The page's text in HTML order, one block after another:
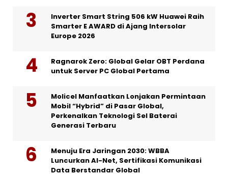
Inverter Smart String 506 kW Huawei Raih
Smarter E AWARD di Ajang Intersolar
Europe 2026
Ragnarok Zero: Global Gelar OBT Perdana
untuk Server PC Global Pertama
Molicel Manfaatkan Lonjakan Permintaan
Mobil “Hybrid” di Pasar Global,
Perkenalkan Teknologi Sel Baterai
Generasi Terbaru
Menuju Era Jaringan 2030: WBBA
Luncurkan AI-Net, Sertifikasi Komunikasi
Data Berstandar Global